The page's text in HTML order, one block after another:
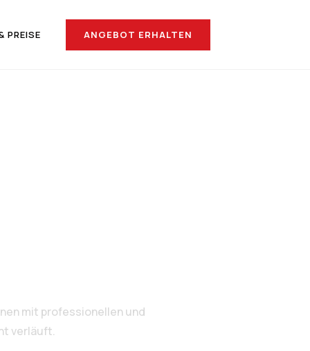
PREISE ANGEBOT ERHALTEN
mit professionellen und
verläuft.